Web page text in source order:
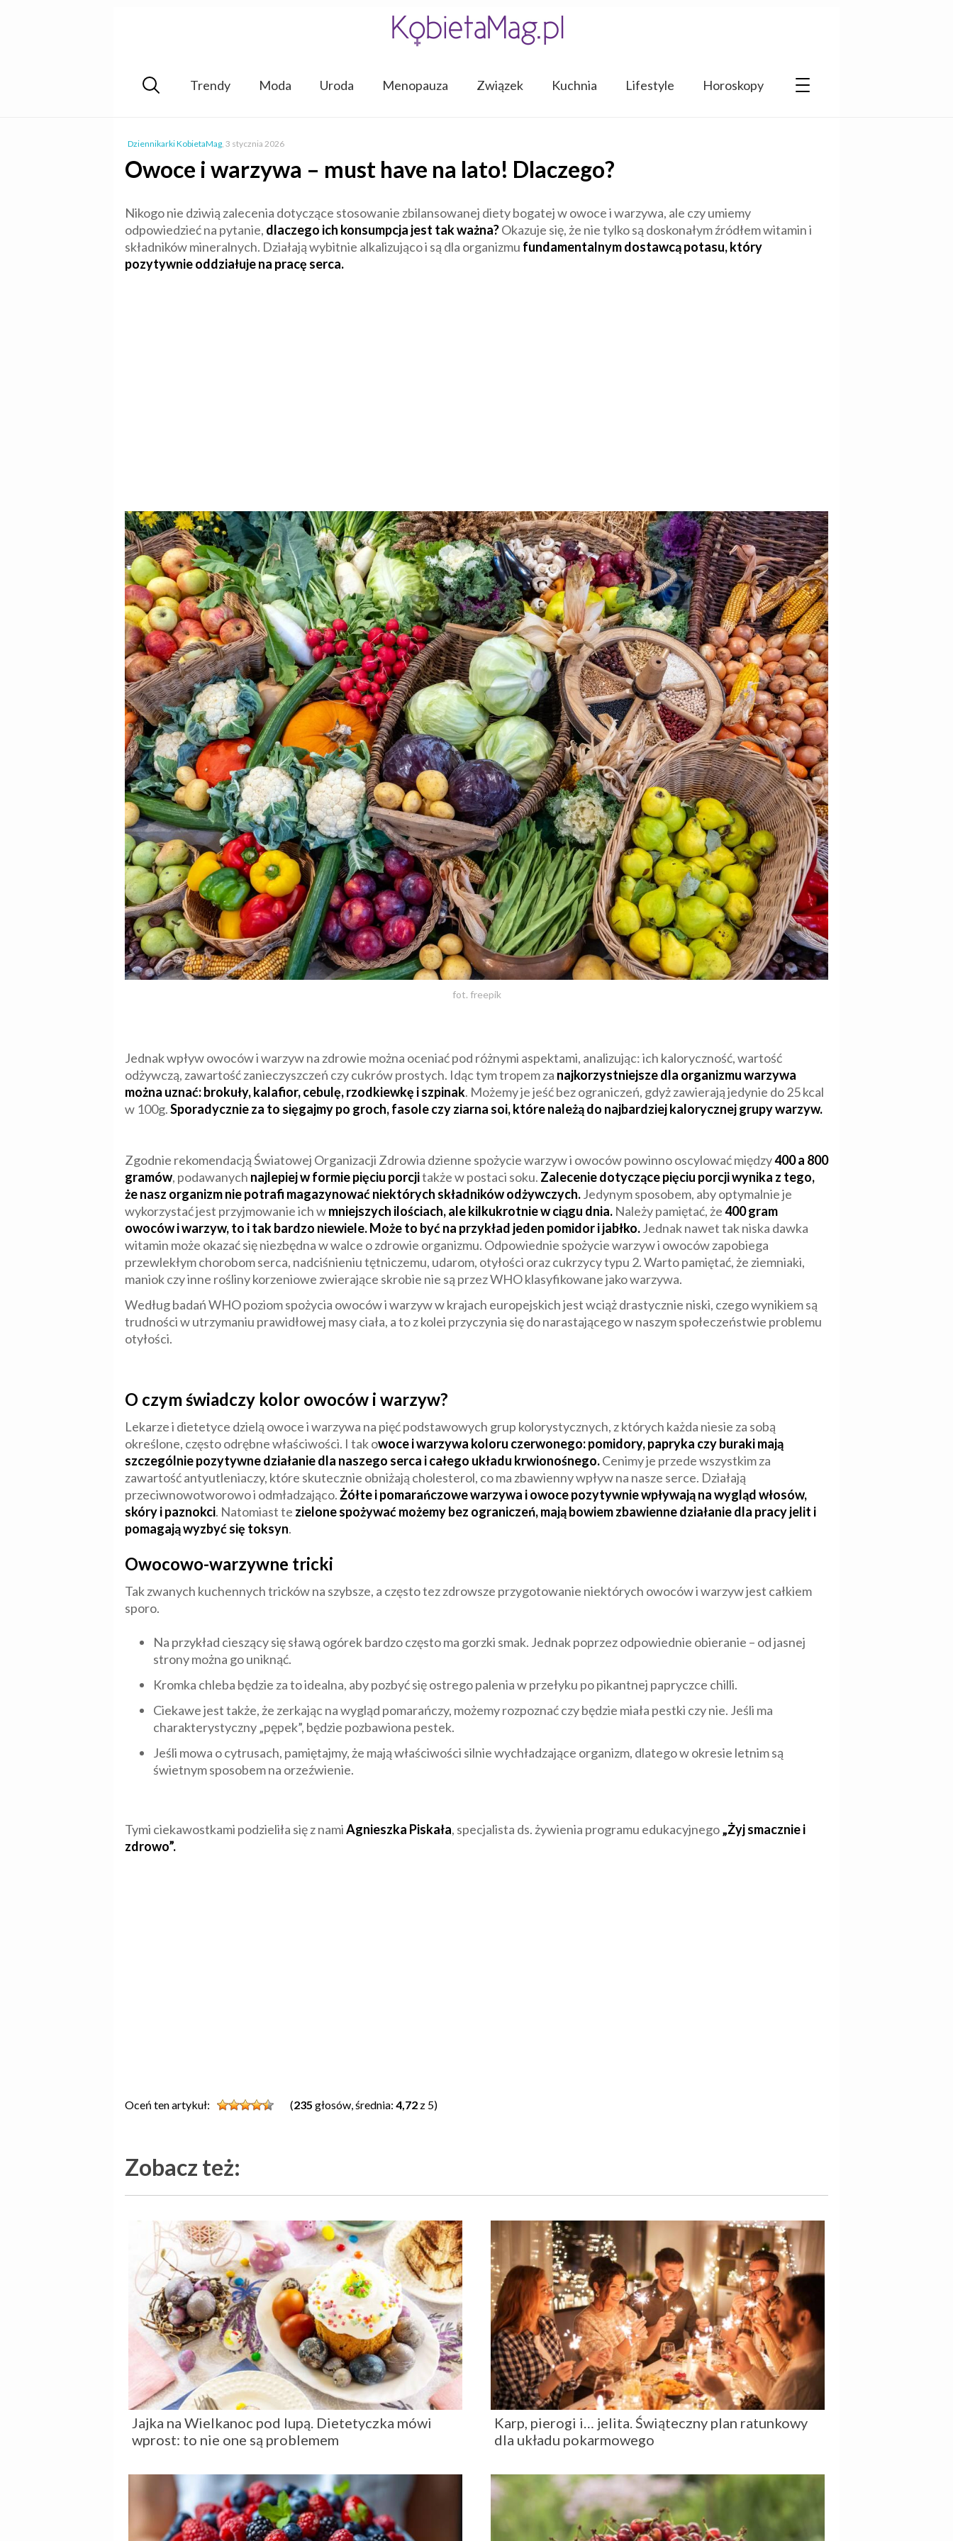
Trendy Moda Uroda Menopauza Związek Kuchnia Lifestyle Horoskopy
Dziennikarki KobietaMag, 3 stycznia 2026
Owoce i warzywa – must have na lato! Dlaczego?
Nikogo nie dziwią zalecenia dotyczące stosowanie zbilansowanej diety bogatej w owoce i warzywa, ale czy umiemy
odpowiedzieć na pytanie, dlaczego ich konsumpcja jest tak ważna?Okazuje się, że nie tylko są doskonałym źródłem witamin i
składników mineralnych. Działają wybitnie alkalizująco i są dla organizmu fundamentalnym dostawcą potasu, który
pozytywnie oddziałuje na pracę serca.
fot. freepik
Jednak wpływ owoców i warzyw na zdrowie można oceniać pod różnymi aspektami, analizując: ich kaloryczność, wartość
odżywczą, zawartość zanieczyszczeń czy cukrów prostych. Idąc tym tropem za najkorzystniejsze dla organizmu warzywa
można uznać: brokuły, kalafior, cebulę, rzodkiewkę i szpinak. Możemy je jeść bez ograniczeń, gdyż zawierają jedynie do 25 kcal
w 100g.Sporadycznie za to sięgajmy po groch, fasole czy ziarna soi, które należą do najbardziej kalorycznej grupy warzyw.
Zgodnie rekomendacją Światowej Organizacji Zdrowia dzienne spożycie warzyw i owoców powinno oscylować między400 a 800
gramów, podawanych najlepiej w formie pięciu porcjitakże w postaci soku. Zalecenie dotyczące pięciu porcji wynika z tego,
że nasz organizm nie potrafi magazynować niektórych składników odżywczych.Jedynym sposobem, aby optymalnie je
wykorzystać jest przyjmowanie ich wmniejszych ilościach, ale kilkukrotnie w ciągu dnia. Należy pamiętać, że400 gram
owoców i warzyw, to i tak bardzo niewiele. Może to być na przykład jeden pomidor i jabłko.Jednak nawet tak niska dawka
witamin może okazać się niezbędna w walce o zdrowie organizmu. Odpowiednie spożycie warzyw i owoców zapobiega
przewlekłym chorobom serca, nadciśnieniu tętniczemu, udarom, otyłości oraz cukrzycy typu 2. Warto pamiętać, że ziemniaki,
maniok czy inne rośliny korzeniowe zwierające skrobie nie są przez WHO klasyfikowane jako warzywa.
Według badań WHO poziom spożycia owoców i warzyw w krajach europejskich jest wciąż drastycznie niski, czego wynikiem są
trudności w utrzymaniu prawidłowej masy ciała, a to z kolei przyczynia się do narastającego w naszym społeczeństwie problemu
otyłości.
O czym świadczy kolor owoców i warzyw?
Lekarze i dietetyce dzielą owoce i warzywa na pięć podstawowych grup kolorystycznych, z których każda niesie za sobą
określone, często odrębne właściwości. I tak owoce i warzywa koloru czerwonego: pomidory, papryka czy buraki mają
szczególnie pozytywne działanie dla naszego serca i całego układu krwionośnego.Cenimy je przede wszystkim za
zawartość antyutleniaczy, które skutecznie obniżają cholesterol, co ma zbawienny wpływ na nasze serce. Działają
przeciwnowotworowo i odmładzająco.Żółte i pomarańczowe warzywa i owoce pozytywnie wpływają na wygląd włosów,
skóry i paznokci. Natomiast te zielone spożywać możemy bez ograniczeń, mają bowiem zbawienne działanie dla pracy jelit i
pomagają wyzbyć się toksyn.
Owocowo-warzywne tricki
Tak zwanych kuchennych tricków na szybsze, a często tez zdrowsze przygotowanie niektórych owoców i warzyw jest całkiem
sporo.
Na przykład cieszący się sławą ogórek bardzo często ma gorzki smak. Jednak poprzez odpowiednie obieranie – od jasnej
strony można go uniknąć.
Kromka chleba będzie za to idealna, aby pozbyć się ostrego palenia w przełyku po pikantnej papryczce chilli.
Ciekawe jest także, że zerkając na wygląd pomarańczy, możemy rozpoznać czy będzie miała pestki czy nie. Jeśli ma
charakterystyczny „pępek”, będzie pozbawiona pestek.
Jeśli mowa o cytrusach, pamiętajmy, że mają właściwości silnie wychładzające organizm, dlatego w okresie letnim są
świetnym sposobem na orzeźwienie.
Tymi ciekawostkami podzieliła się z namiAgnieszka Piskała, specjalista ds. żywienia programu edukacyjnego„Żyj smacznie i
zdrowo”.
Oceń ten artykuł: (235 głosów, średnia: 4,72 z 5)
Zobacz też:
Jajka na Wielkanoc pod lupą. Dietetyczka mówi
wprost: to nie one są problemem
Karp, pierogi i… jelita. Świąteczny plan ratunkowy
dla układu pokarmowego